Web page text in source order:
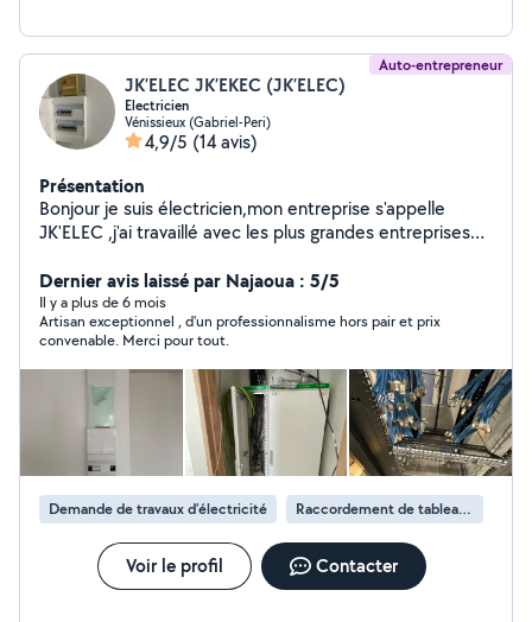
Auto-entrepreneur
JK’ELEC JK’EKEC (JK’ELEC)
Electricien
Vénissieux (Gabriel-Peri)
4,9/5 (14 avis)
Présentation
Bonjour je suis électricien,mon entreprise s'appelle
JK'ELEC ,j'ai travaillé avec les plus grandes entreprises
en sous traitance
Dernier avis laissé par Najaoua : 5/5
Il y a plus de 6 mois
Artisan exceptionnel , d'un professionnalisme hors pair et prix
convenable. Merci pour tout.
Demande de travaux d’électricité Raccordement de tableau électrique
Voir le profil Contacter